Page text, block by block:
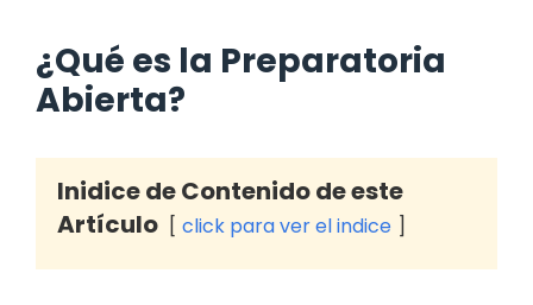
¿Qué es la Preparatoria
Abierta?
Inidice de Contenido de este
Artículo
click para ver el indice